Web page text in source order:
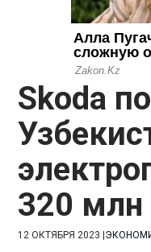
Skoda
320 млн
12 ОКТЯБРЯ 2023 |